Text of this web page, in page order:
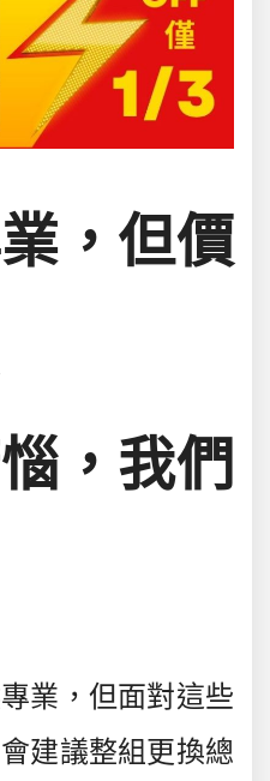
，但價
，我們
業，但面對這些
建議整組更換總